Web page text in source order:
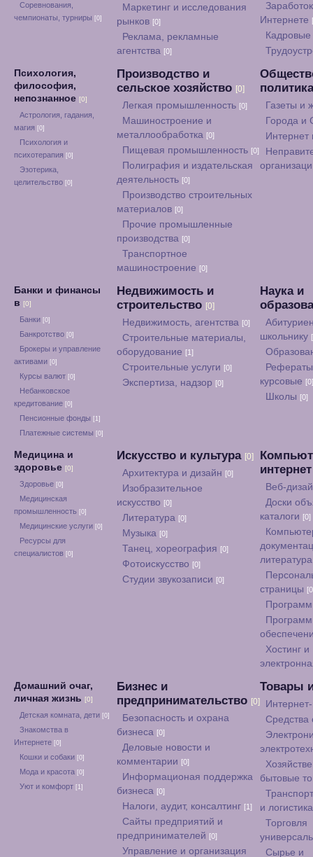
Соревнования,
чемпионаты, турниры [0]
Маркетинг и исследования
рынков [0]
Реклама, рекламные
агентства [0]
Интернете
Кадровые
Психология,
философия,
непознанное [0]
Астрология, гадания,
магия [0]
Психология и
психотерапия [0]
Эзотерика,
целительство [0]
Производство и
сельское хозяйство [0]
Легкая промышленность [0]
Машиностроение и
металлообработка [0]
Пищевая промышленность [0]
Полиграфия и издательская
деятельность [0]
Производство строительных
материалов [0]
Прочие промышленные
производства [0]
Транспортное
машиностроение [0]
Газеты и
Города и
Банки и финансы
в [0]
Банки [0]
Банкротство [0]
Брокеры и управление
активами [0]
Курсы валют [0]
Небанковское
кредитование [0]
Пенсионные фонды [1]
Платежные системы [0]
Недвижимость и
строительство [0]
Недвижимость, агентства [0]
Строительные материалы,
оборудование [1]
Строительные услуги [0]
Экспертиза, надзор [0]
Наука и
школьнику
курсовые [0]
Школы [0]
Медицина и
здоровье [0]
Здоровье [0]
Медицинская
промышленность [0]
Медицинские услуги [0]
Ресурсы для
специалистов [0]
Искусство и культура [0]
Архитектура и дизайн [0]
Изобразительное
искусство [0]
Литература [0]
Музыка [0]
Танец, хореография [0]
Фотоискусство [0]
Студии звукозаписи [0]
Веб-
Доски
каталоги [0]
страницы
Хостинг и
Домашний очаг,
личная жизнь [0]
Детская комната, дети [0]
Знакомства в
Интернете [0]
Кошки и собаки [0]
Мода и красота [0]
Уют и комфорт [1]
Бизнес и
предпринимательство [0]
Безопасность и охрана
бизнеса [0]
Деловые новости и
комментарии [0]
Информационая поддержка
бизнеса [0]
Налоги, аудит, консалтинг [1]
Сайты предприятий и
предпринимателей [0]
Управление и организация
Товары
Средства
бытовые
и
Торговля
Сырье и